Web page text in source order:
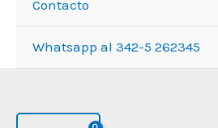
Contacto
Whatsapp al 342-5 262345